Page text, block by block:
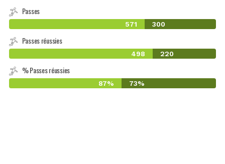
Passes
571 300
Passes réussies
498 220
% Passes réussies
87% 73%